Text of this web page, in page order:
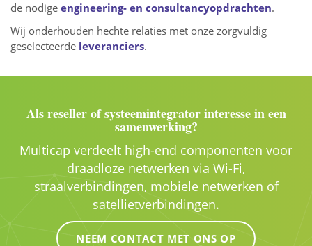
de nodige engineering- en consultancyopdrachten.
Wij onderhouden hechte relaties met onze zorgvuldig
geselecteerde leveranciers.
Als reseller of systeemintegrator interesse in een
samenwerking?
Multicap verdeelt high-end componenten voor
draadloze netwerken via Wi-Fi,
straalverbindingen, mobiele netwerken of
satellietverbindingen.
NEEM CONTACT MET ONS OP